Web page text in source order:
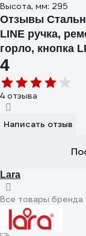
Высота, мм: 295
Отзывы
LINE ручка,
горло, кнопка
4
4 отзыва
Написать отзыв
Lara
Все товары бренда